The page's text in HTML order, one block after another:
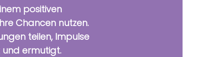
positiven
Chancen nutzen.
teilen, Impulse
und ermutigt.